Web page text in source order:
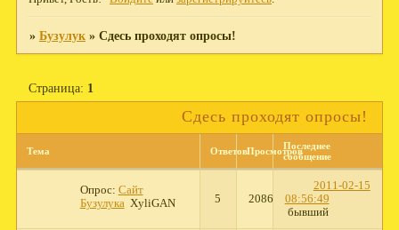
» Бузулук » Сдесь проходят опросы!
Сдесь проходят опросы!
Страница: 1
Тема ОтветовПросмотровПоследнее
сообщение
Опрос: Сайт
Бузулука XyliGAN 5 2086
2011-02-15
08:56:49
бывший